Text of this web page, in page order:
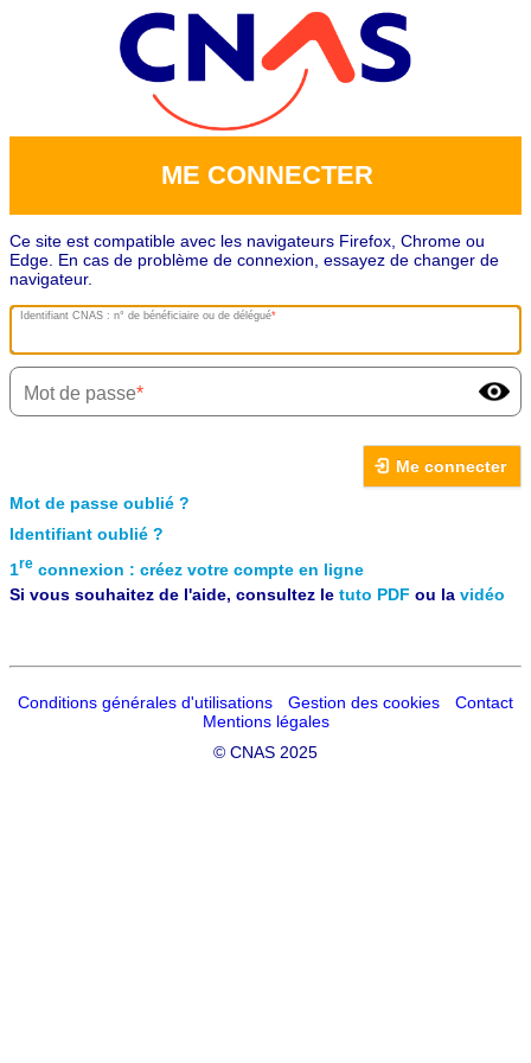
ME CONNECTER
Ce site est compatible avec les navigateurs Firefox, Chrome ou
Edge. En cas de problème de connexion, essayez de changer de
navigateur.
Identifiant CNAS : n° de bénéficiaire ou de délégué
Mot de passe
Me connecter
Mot de passe oublié ?
Identifiant oublié ?
1re connexion : créez votre compte en ligne
Si vous souhaitez de l'aide, consultez le tuto PDF ou la vidéo
Conditions générales d'utilisations Gestion des cookies
Contact
Mentions légales
© CNAS 2025